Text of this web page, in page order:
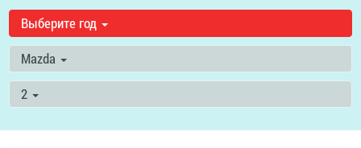
Выберите год
Mazda
2